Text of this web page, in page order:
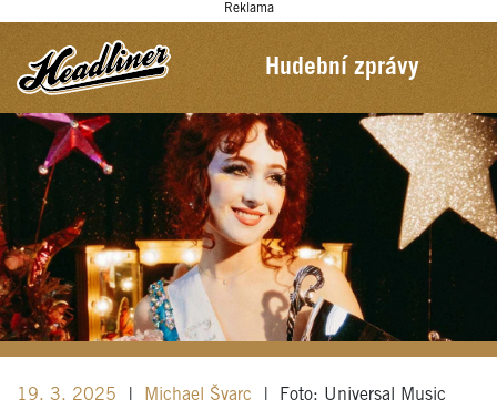
Reklama
Hudební zprávy
19. 3. 2025 Michael Švarc Foto: Universal Music